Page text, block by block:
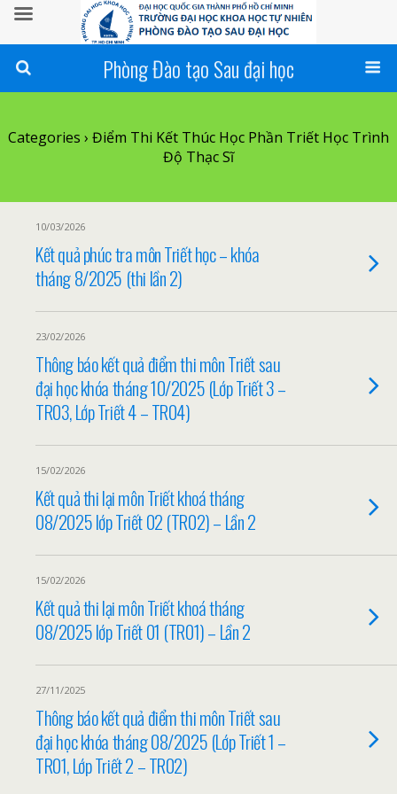
Phòng Đào tạo Sau đại học
Categories › Điểm Thi Kết Thúc Học Phần Triết Học Trình
Độ Thạc Sĩ
10/03/2026
Kết quả phúc tra môn Triết học – khóa
tháng 8/2025 (thi lần 2)
23/02/2026
Thông báo kết quả điểm thi môn Triết sau
đại học khóa tháng 10/2025 (Lớp Triết 3 –
TR03, Lớp Triết 4 – TR04)
15/02/2026
Kết quả thi lại môn Triết khoá tháng
08/2025 lớp Triết 02 (TR02) – Lần 2
15/02/2026
Kết quả thi lại môn Triết khoá tháng
08/2025 lớp Triết 01 (TR01) – Lần 2
27/11/2025
Thông báo kết quả điểm thi môn Triết sau
đại học khóa tháng 08/2025 (Lớp Triết 1 –
TR01, Lớp Triết 2 – TR02)